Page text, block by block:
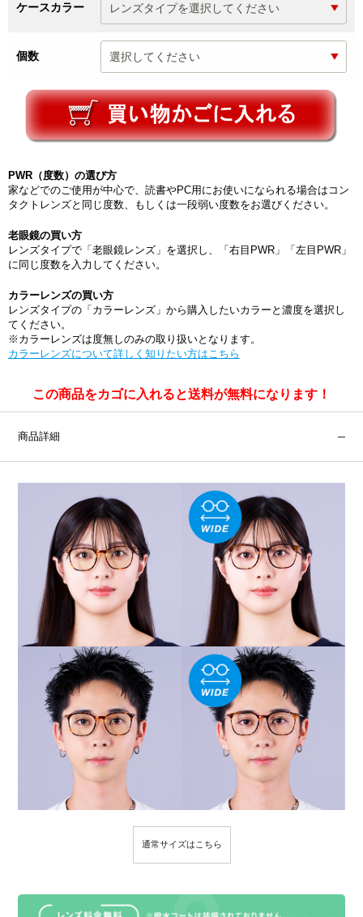
ケースカラー
個数
PWR（度数）の選び方
家などでのご使用が中心で、読書やPC用にお使いになられる場合はコン
タクトレンズと同じ度数、もしくは一段弱い度数をお選びください。
老眼鏡の買い方
レンズタイプで「老眼鏡レンズ」を選択し、「右目PWR」「左目PWR」
に同じ度数を入力してください。
カラーレンズの買い方
レンズタイプの「カラーレンズ」から購入したいカラーと濃度を選択し
てください。
※カラーレンズは度無しのみの取り扱いとなります。
カラーレンズについて詳しく知りたい方はこちら
この商品をカゴに入れると送料が無料になります！
商品詳細
通常サイズはこちら